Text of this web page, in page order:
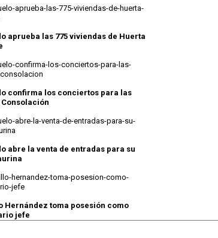
aprueba las 775 viviendas de Huerta
confirma los conciertos para las
abre la venta de entradas para su
Hernández toma posesión como
jefe